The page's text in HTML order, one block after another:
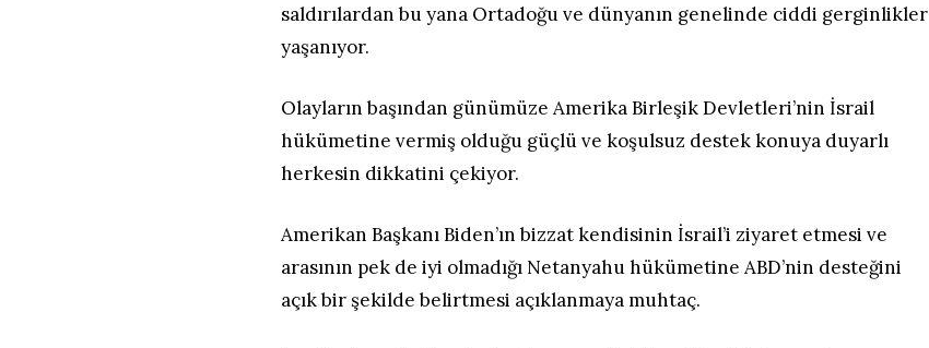
saldırılardan bu yana Ortadoğu ve dünyanın genelinde ciddi gerginlikler
yaşanıyor.
Olayların başından günümüze Amerika Birleşik Devletleri’nin İsrail
hükümetine vermiş olduğu güçlü ve koşulsuz destek konuya duyarlı
herkesin dikkatini çekiyor.
Amerikan Başkanı Biden’ın bizzat kendisinin İsrail’i ziyaret etmesi ve
arasının pek de iyi olmadığı Netanyahu hükümetine ABD’nin desteğini
açık bir şekilde belirtmesi açıklanmaya muhtaç.